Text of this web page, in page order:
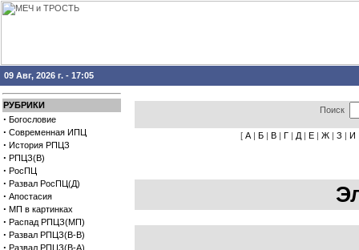
09 Авг, 2026 г. - 17:05
РУБРИКИ
· Богословие
· Современная ИПЦ
· История РПЦЗ
· РПЦЗ(В)
· РосПЦ
· Развал РосПЦ(Д)
· Апостасия
· МП в картинках
· Распад РПЦЗ(МП)
· Развал РПЦЗ(В-В)
· Развал РПЦЗ(В-А)
Поиск
[ А | Б | В | Г | Д | Е | Ж | З | И